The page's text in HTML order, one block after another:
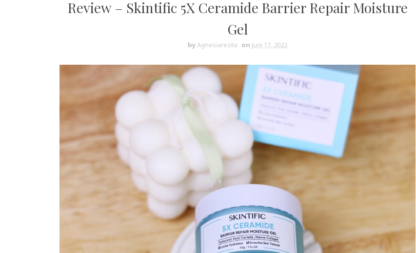
Review – Skintific 5X Ceramide Barrier Repair Moisture
Gel
byAgnesiarezita on Juni 17, 2022